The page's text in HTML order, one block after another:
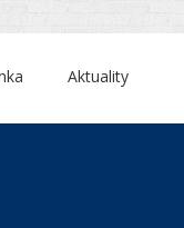
Aktuality